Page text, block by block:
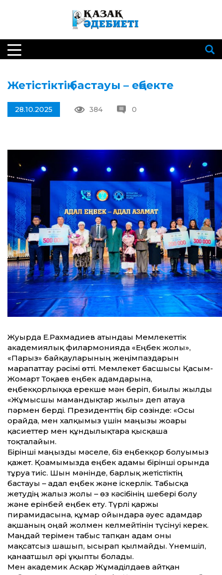
Жетістіктің бастауы – еңбекте
28.10.2025 384 0
Жуырда Е.Рахмадиев атындағы Мемлекеттік
академиялық филармонияда «Еңбек жолы»,
«Парыз» байқауларының жеңімпаздарын
марапаттау рәсімі өтті. Мемлекет басшысы Қасым-
Жомарт Тоқаев еңбек адамдарына,
еңбекқорлыққа ерекше мән беріп, биылғы жылды
«Жұмысшы мамандықтар жылы» деп атауға
пәрмен берді. Президенттің бір сөзінде: «Осы
орайда, мен халқымыз үшін маңызы жоғары
қасиеттер мен құндылықтарға қысқаша
тоқталайын.
Бірінші маңызды мәселе, біз еңбекқор болуымыз
қажет. Қоғамымызда еңбек адамы бірінші орында
тұруға тиіс. Шын мәнінде, барлық жетістіктің
бастауы – адал еңбек және іскерлік. Табысқа
жетудің жалғыз жолы – өз кәсібінің шебері болу
және ерінбей еңбек ету. Түрлі қаржы
пирамидасына, құмар ойындарға әуес адамдар
ақшаның оңай жолмен келмейтінін түсінуі керек.
Маңдай терімен табыс тапқан адам оны
мақсатсыз шашып, ысырап қылмайды. Үнемшіл,
қанағатшыл әрі ұқыпты болады.
Мен академик Асқар Жұмаділдаев айтқан